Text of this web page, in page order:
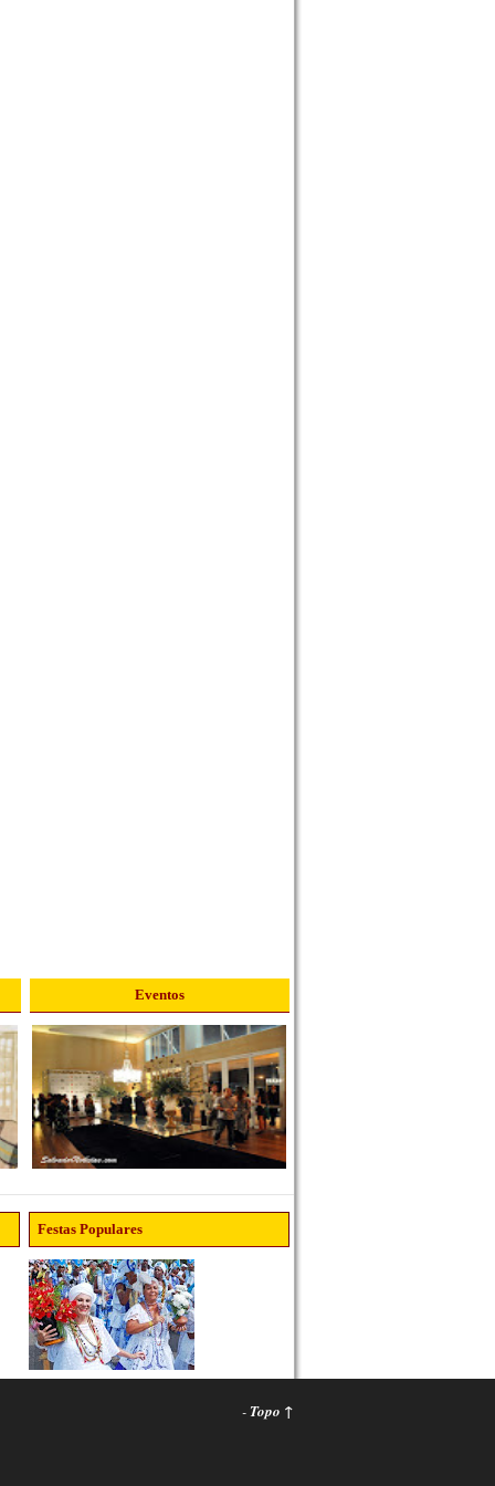
Eventos
Festas Populares
- Topo ↑